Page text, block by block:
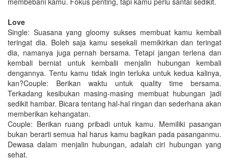
Love
Single: Suasana yang gloomy sukses membuat kamu kembali
teringat dia. Boleh saja kamu sesekali memikirkan dan teringat
dia, namanya juga pernah bersama. Tetapi jangan terlena dan
kembali berniat untuk kembalii menjalin hubungan kembali
dengannya. Tentu kamu tidak ingin terluka untuk kedua kalinya,
kan?Couple: Berikan waktu untuk quality time bersama.
Terkadang kesibukan masing-masing membuat hubungan jadi
sedikit hambar. Bicara tentang hal-hal ringan dan sederhana akan
memberikan kehangatan.
Couple: Berikan ruang pribadi untuk kamu. Memiliki pasangan
bukan berarti semua hal harus kamu bagikan pada pasanganmu.
Dewasa dalam menjalin hubungan, adalah ciri hubungan yang
sehat.